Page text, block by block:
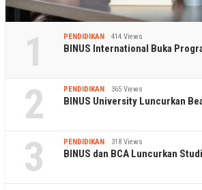
1 PENDIDIKAN 414 Views
BINUS International Buka
2 PENDIDIKAN 365 Views
BINUS University Luncurkan
3 PENDIDIKAN 318 Views
BINUS dan BCA Luncurkan